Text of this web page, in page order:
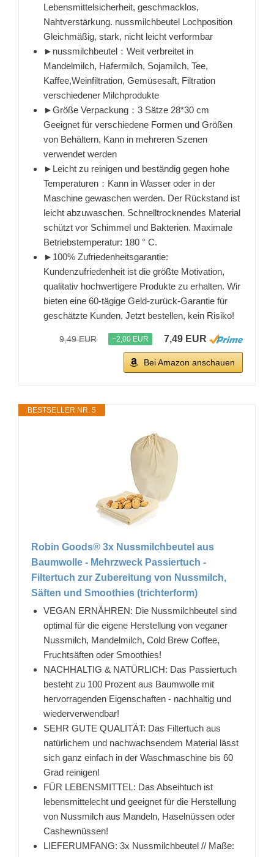
Lebensmittelsicherheit, geschmacklos,
Nahtverstärkung. nussmilchbeutel Lochposition
Gleichmäßig, stark, nicht leicht verformbar
►nussmilchbeutel：Weit verbreitet in
Mandelmilch, Hafermilch, Sojamilch, Tee,
Kaffee,Weinfiltration, Gemüsesaft, Filtration
verschiedener Milchprodukte
►Größe Verpackung：3 Sätze 28*30 cm
Geeignet für verschiedene Formen und Größen
von Behältern, Kann in mehreren Szenen
verwendet werden
►Leicht zu reinigen und beständig gegen hohe
Temperaturen：Kann in Wasser oder in der
Maschine gewaschen werden. Der Rückstand ist
leicht abzuwaschen. Schnelltrocknendes Material
schützt vor Schimmel und Bakterien. Maximale
Betriebstemperatur: 180 ° C.
►100% Zufriedenheitsgarantie:
Kundenzufriedenheit ist die größte Motivation,
qualitativ hochwertigere Produkte zu erhalten. Wir
bieten eine 60-tägige Geld-zurück-Garantie für
geschätzte Kunden. Jetzt bestellen, kein Risiko!
9,49 EUR −2,00 EUR 7,49 EUR
Bei Amazon anschauen
BESTSELLER NR. 5
Robin Goods® 3x Nussmilchbeutel aus
Baumwolle - Mehrzweck Passiertuch -
Filtertuch zur Zubereitung von Nussmilch,
Säften und Smoothies (trichterform)
VEGAN ERNÄHREN: Die Nussmilchbeutel sind
optimal für die eigene Herstellung von veganer
Nussmilch, Mandelmilch, Cold Brew Coffee,
Fruchtsäften oder Smoothies!
NACHHALTIG & NATÜRLICH: Das Passiertuch
besteht zu 100 Prozent aus Baumwolle mit
hervorragenden Eigenschaften - nachhaltig und
wiederverwendbar!
SEHR GUTE QUALITÄT: Das Filtertuch aus
natürlichem und nachwachsendem Material lässt
sich ganz einfach in der Waschmaschine bis 60
Grad reinigen!
FÜR LEBENSMITTEL: Das Abseihtuch ist
lebensmittelecht und geeignet für die Herstellung
von Nussmilch aus Mandeln, Haselnüssen oder
Cashewnüssen!
LIEFERUMFANG: 3x Nussmilchbeutel // Maße: